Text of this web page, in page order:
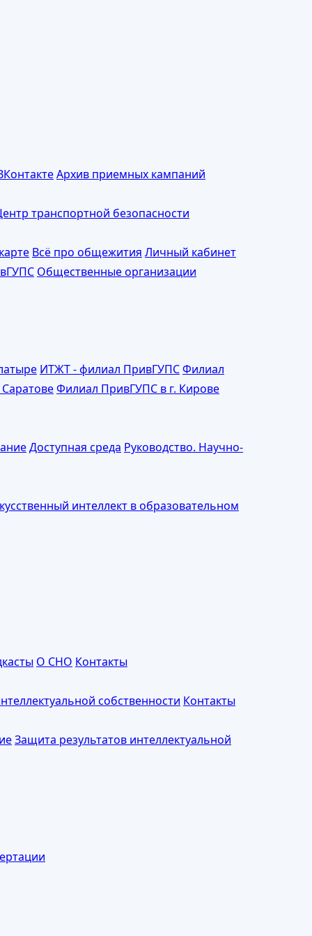
Архив приемных кампаний
транспортной безопасности
Всё про общежития Личный кабинет
Общественные организации
ИТЖТ - филиал ПривГУПСФилиал
Филиал ПривГУПС в г. Кирове
Доступная среда Руководство. Научно-
интеллект в образовательном
О СНО Контакты
собственности Контакты
Защита результатов интеллектуальной